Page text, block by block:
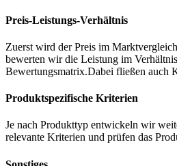
Preis-Leistungs-Verhältnis
Zuerst wird der Preis im
bewerten wir die Leistung im
Bewertungsmatrix.Dabei fließen auch
Produktspezifische Kriterien
Je nach Produkttyp entwickeln wir
relevante Kriterien und prüfen das